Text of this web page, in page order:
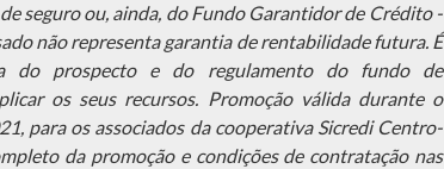
seguro ou, ainda, do Fundo Garantidor de Crédito -
não representa garantia de rentabilidade futura. É
do prospecto e do regulamento do fundo de
os seus recursos. Promoção válida durante o
para os associados da cooperativa Sicredi Centro-
da promoção e condições de contratação nas